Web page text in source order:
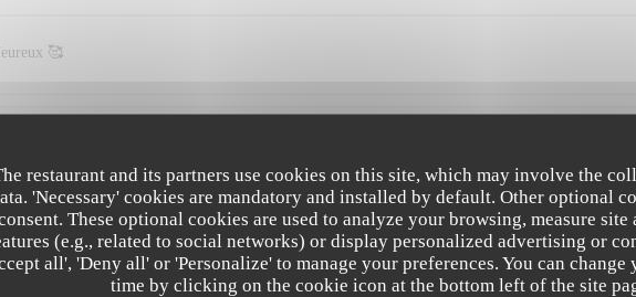
restaurant and its partners use cookies on this site, which may involve the
'Necessary' cookies are mandatory and installed by default. Other optional
These optional cookies are used to analyze your browsing, measure site
(e.g., related to social networks) or display personalized advertising or
all', 'Deny all' or 'Personalize' to manage your preferences. You can change
time by clicking on the cookie icon at the bottom left of the site
🥰
et le service parfait et sympathique